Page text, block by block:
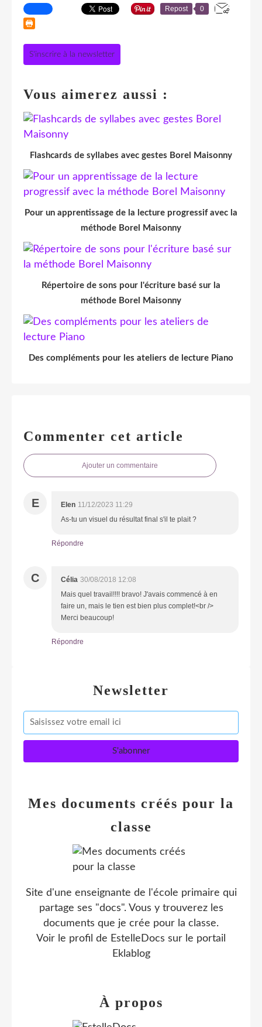
Repost 0
S'inscrire à la newsletter
Vous aimerez aussi :
Flashcards de syllabes avec gestes Borel Maisonny
Pour un apprentissage de la lecture progressif avec la
méthode Borel Maisonny
Répertoire de sons pour l'écriture basé sur la
méthode Borel Maisonny
Des compléments pour les ateliers de lecture Piano
Commenter cet article
Ajouter un commentaire
E Elen 11/12/2023 11:29
As-tu un visuel du résultat final s'il te plait ?
Répondre
C Célia 30/08/2018 12:08
Mais quel travail!!!! bravo! J'avais commencé à en
faire un, mais le tien est bien plus complet!<br />
Merci beaucoup!
Répondre
Newsletter
Mes documents créés pour la
classe
Site d'une enseignante de l'école primaire qui
partage ses "docs". Vous y trouverez les
documents que je crée pour la classe.
Voir le profil de EstelleDocs sur le portail
Eklablog
À propos